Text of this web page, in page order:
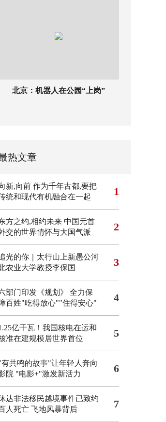
北京：机器人在公园“上岗”
热文章
新,向前 作为千年古都,要把
统和现代有机融合在一起
1
方之约,相约未来 中国元首
交的世界情怀与大国气派
2
光的你｜太行山上新愚公河
农业大学教授李保国
3
部门印发《规划》 全力保
百姓"吃得放心""住得安心"
4
亿千瓦！我国核电在运和
准在建规模居世界首位
5
有共鸣的故事"让年轻人奔向
院 "电影+"激发新活力 6
达非法移民越境事件已致约
人死亡 飞地风暴背后 7